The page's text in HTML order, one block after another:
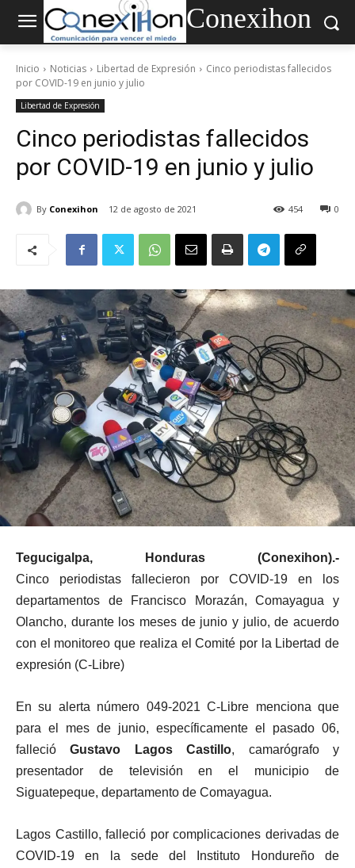
Conexihon
Inicio Noticias Libertad de Expresión
Cinco periodistas fallecidos
por COVID-19 en junio y julio
Libertad de Expresión
Cinco periodistas fallecidos
por COVID-19 en junio y julio
By Conexihon 12 de agosto de 2021 0
454
Tegucigalpa, Honduras (Conexihon).-
Cinco periodistas fallecieron por COVID-19 en los
departamentos de Francisco Morazán, Comayagua y
Olancho, durante los meses de junio y julio, de acuerdo
con el monitoreo que realiza el Comité por la Libertad de
expresión (C-Libre)
En su alerta número 049-2021 C-Libre menciona que
para el mes de junio, específicamente el pasado 06,
fallecióGustavo Lagos Castillo, camarógrafo y
presentador de televisión en el municipio de
Siguatepeque, departamento de Comayagua.
Lagos Castillo, falleció por complicaciones derivadas de
COVID-19 en la sede del Instituto Hondureño de